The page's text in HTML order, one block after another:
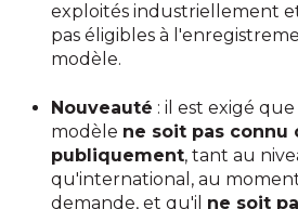
exploités industriellement
pas éligibles à
modèle.
Nouveauté : il est exigé
modèle ne soit pas connu
publiquement, tant au
qu'international, au
demande, et qu'il ne soit